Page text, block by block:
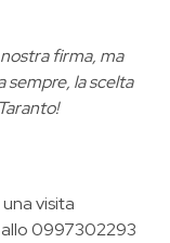
firma, ma
la scelta
visita
allo 0997302293